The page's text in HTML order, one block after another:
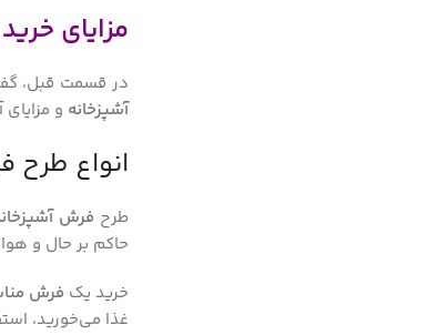
مزایای
در قسمت قبل،
آشپزخانه و
انواع طرح
طرح‌ فرش
حاکم بر حال و
خرید یک فرش
غذا می‌خورید،